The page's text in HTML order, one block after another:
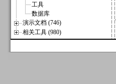
工具
数据库
演示文档 (746)
相关工具 (980)